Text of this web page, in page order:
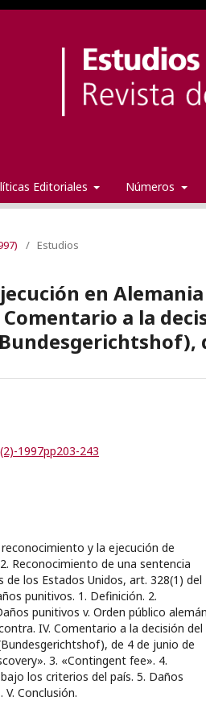
Editoriales Números
/ Estudios
en
a la
1997pp203-243
y la ejecución de
Reconocimiento de una sentencia
los Estados Unidos, art. 328(1) del
punitivos. 1. Definición. 2.
punitivos v. Orden público
IV. Comentario a la decisión del
de 4 de junio de
3. «Contingent fee». 4.
los criterios del país. 5. Daños
Conclusión.